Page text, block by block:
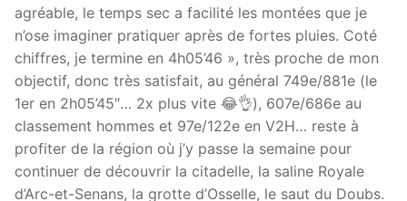
agréable, le temps sec a facilité les montées que je
n’ose imaginer pratiquer après de fortes pluies. Coté
chiffres, je termine en 4h05’46 », très proche de mon
objectif, donc très satisfait, au général 749e/881e (le
1er en 2h05’45″… 2x plus vite 😂👌), 607e/686e au
classement hommes et 97e/122e en V2H… reste à
profiter de la région où j’y passe la semaine pour
continuer de découvrir la citadelle, la saline Royale
d’Arc-et-Senans, la grotte d’Osselle, le saut du Doubs.